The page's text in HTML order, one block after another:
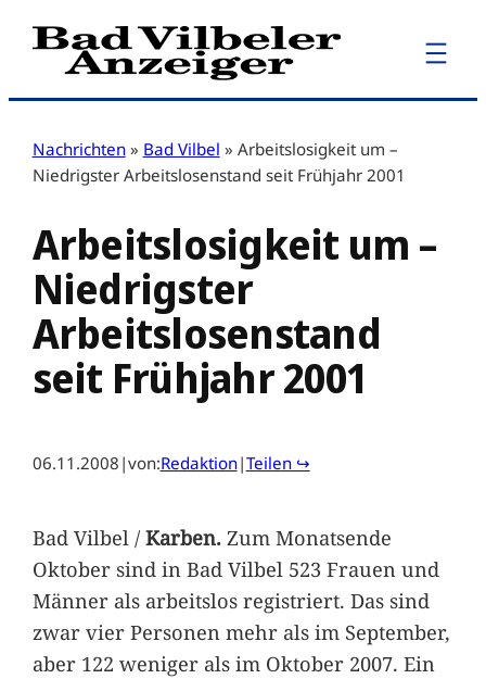
Zum
Inhalt
Nachrichten » Bad Vilbel » Arbeitslosigkeit um –
Niedrigster Arbeitslosenstand seit Frühjahr 2001
Arbeitslosigkeit um –
Niedrigster
Arbeitslosenstand
seit Frühjahr 2001
06.11.2008 |von:Redaktion|Teilen ↪
Bad Vilbel /Karben.Zum Monatsende
Oktober sind in Bad Vilbel 523 Frauen und
Männer als arbeitslos registriert. Das sind
zwar vier Personen mehr als im September,
aber 122 weniger als im Oktober 2007. Ein